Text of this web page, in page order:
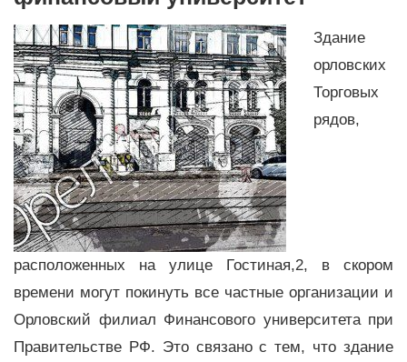
Здание
орловских
Торговых
рядов,
расположенных на улице Гостиная,2, в скором
времени могут покинуть все частные организации и
Орловский филиал Финансового университета при
Правительстве РФ. Это связано с тем, что здание